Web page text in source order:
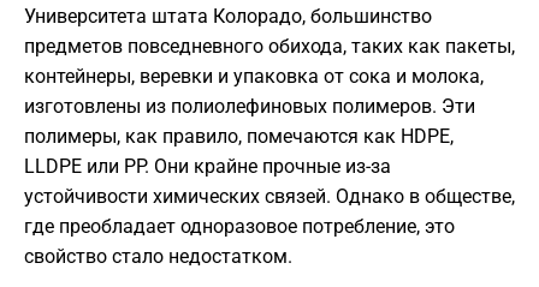
Университета штата Колорадо, большинство
предметов повседневного обихода, таких как пакеты,
контейнеры, веревки и упаковка от сока и молока,
изготовлены из полиолефиновых полимеров. Эти
полимеры, как правило, помечаются как HDPE,
LLDPE или PP. Они крайне прочные из-за
устойчивости химических связей. Однако в обществе,
где преобладает одноразовое потребление, это
свойство стало недостатком.